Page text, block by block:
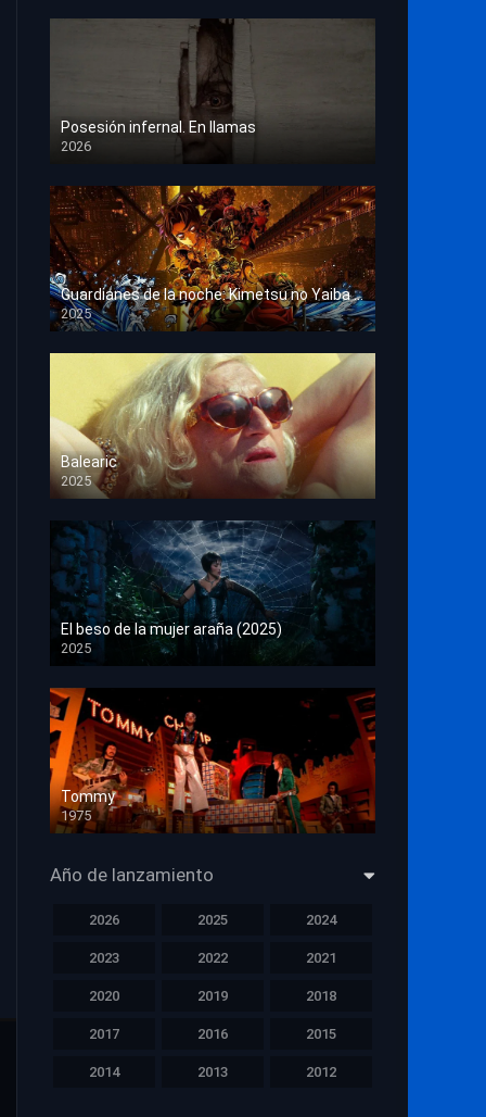
Posesión infernal. En llamas
2026
HD 1080p
Guardianes de la noche: Kimetsu no Yaiba La fortaleza infinita
2025
HD 1080p
Balearic
2025
HD 1080p
El beso de la mujer araña (2025)
2025
HD 1080p
Tommy
1975
HD 1080p
Año de lanzamiento
2026 2025 2024
2023 2022 2021
2020 2019 2018
2017 2016 2015
2014 2013 2012